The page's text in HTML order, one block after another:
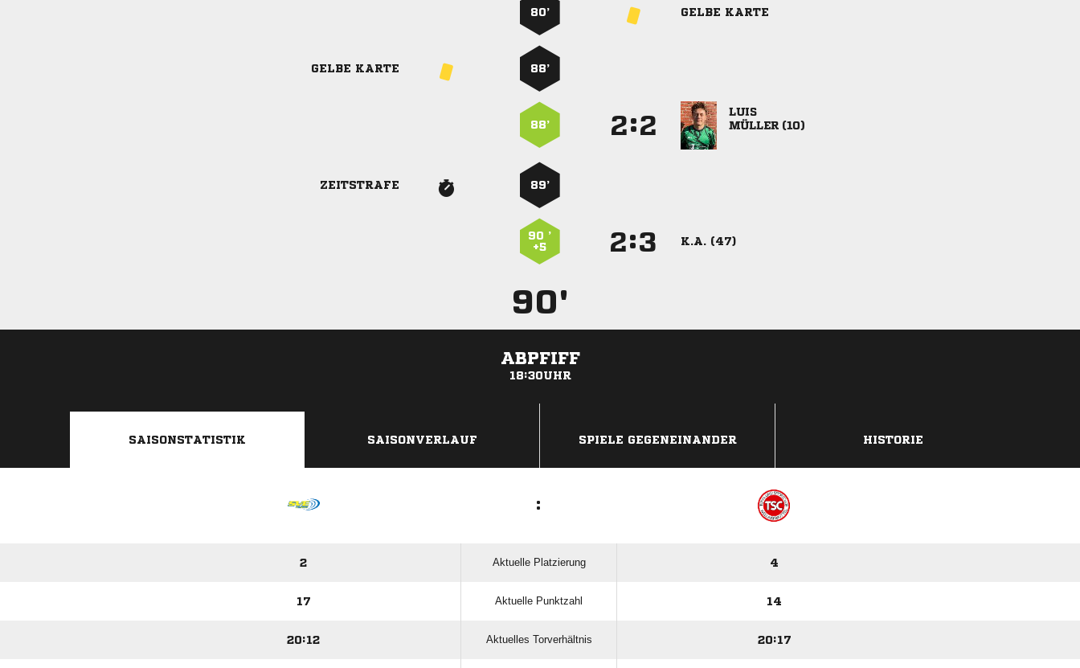
80’ GELBE KARTE
GELBE KARTE 88’
88’ :

 
ZEITSTRAFE 89’
90 ’
+5
: K.A. (47)
90'
ABPFIFF
18:30UHR
SAISONSTATISTIK SAISONVERLAUF SPIELE GEGENEINANDER HISTORIE
:
2 Aktuelle Platzierung 4
17 Aktuelle Punktzahl 14
20:12 Aktuelles Torverhältnis 20:17